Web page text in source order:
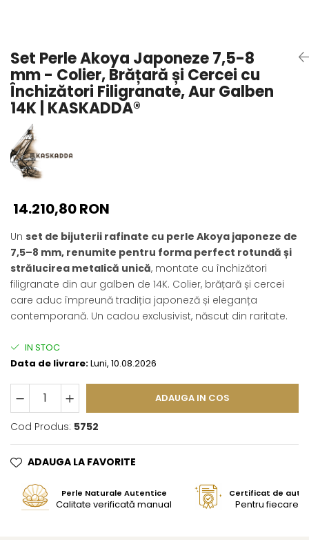
Pandantive cu Perle
Brose cu Perle
Set Perle Akoya Japoneze 7,5-8
mm - Colier, Brățară și Cercei cu
Închizători Filigranate, Aur Galben
14K | KASKADDA®
14.210,80 RON
Un set de bijuterii rafinate cu perle Akoya japoneze de
7,5–8 mm, renumite pentru forma perfect rotundă și
strălucirea metalică unică, montate cu închizători
filigranate din aur galben de 14K. Colier, brățară și cercei
care aduc împreună tradiția japoneză și eleganța
contemporană. Un cadou exclusivist, născut din raritate.
IN STOC
Data de livrare:Luni, 10.08.2026
ADAUGA IN COS
Cod Produs: 5752
ADAUGA LA FAVORITE
Perle Naturale Autentice
Calitate verificată manual
Certificat de
Pentru fiecare